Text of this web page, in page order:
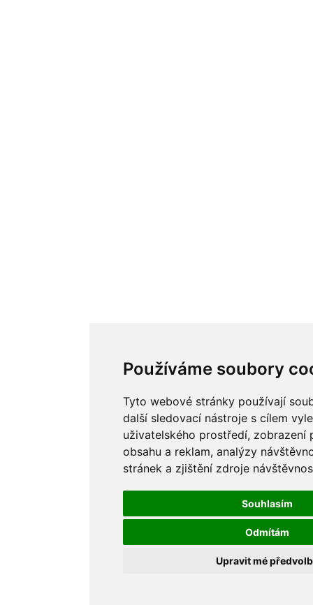
Používáme soubory
Tyto webové stránky používají
další sledovací nástroje s cílem
uživatelského prostředí, zobrazení
obsahu a reklam, analýzy
stránek a zjištění zdroje
Souhlasím
Odmítám
Upravit mé